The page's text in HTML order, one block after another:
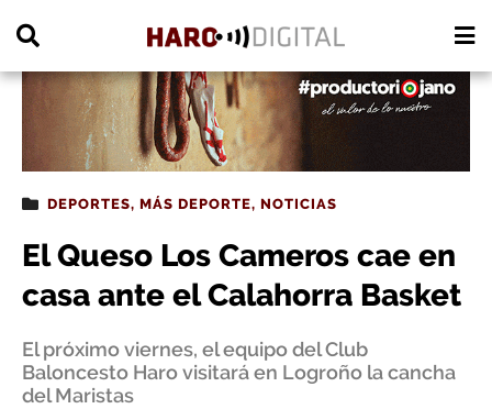
DEPORTES, MÁS DEPORTE, NOTICIAS
El Queso Los Cameros cae en
casa ante el Calahorra Basket
El próximo viernes, el equipo del Club
Baloncesto Haro visitará en Logroño la cancha
del Maristas